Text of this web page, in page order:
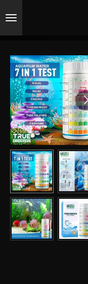
direct
hoofdinhoud